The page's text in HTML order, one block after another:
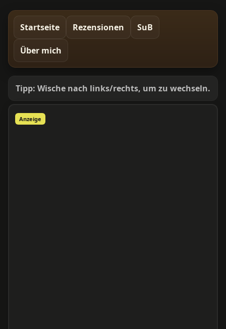
Startseite Rezensionen SuB
Über mich
Tipp: Wische nach links/rechts, um zu wechseln.
Anzeige